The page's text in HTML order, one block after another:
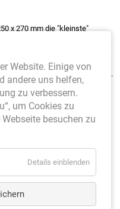
x 270 mm die "kleinste"
Größe und leichtem
schwere Materialien wie Sand
anderes Schuttgut wie
Schaufel kein Problem.
wurde und eine hohe
ist für den beiligenden Stiel
an der Dülle, schaffen
zu arbeiten.
Website. Einige von
andere uns helfen,
zu verbessern.
um Cookies zu
besuchen zu
Details einblenden